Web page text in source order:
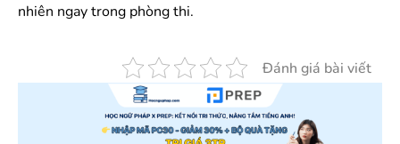
nhiên ngay trong phòng thi.
Đánh giá bài viết